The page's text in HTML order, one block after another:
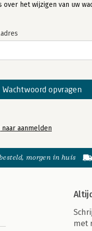
over het wijzigen van uw
naar aanmelden
morgen in huis
met